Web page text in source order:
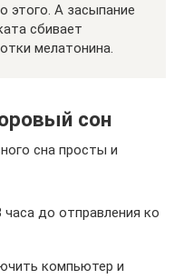
этого. А засыпание
сбивает
мелатонина.
сон
сна просты и
до отправления ко
компьютер и